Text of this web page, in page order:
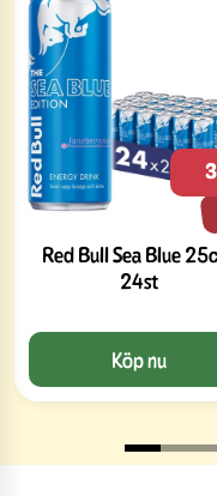
Red Bull Sea Blue
24st
Köp nu